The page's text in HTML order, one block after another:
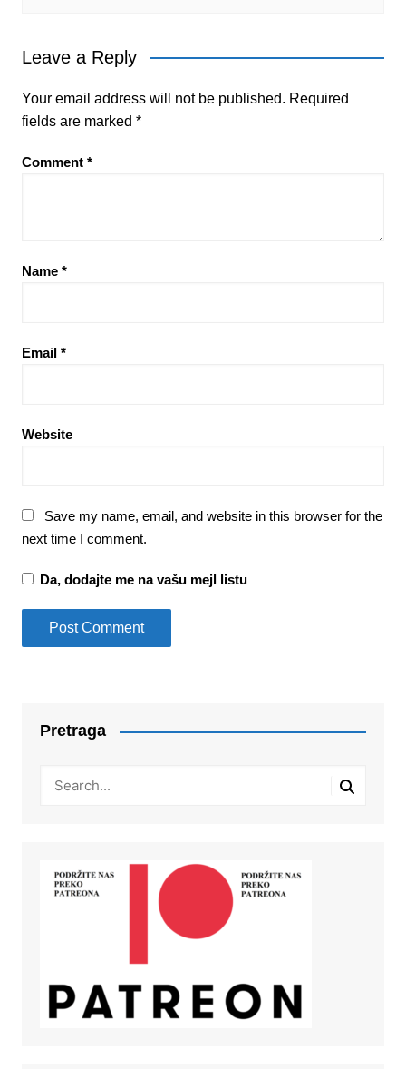
Leave a Reply
Your email address will not be published. Required
fields are marked *
Comment *
Name *
Email *
Website
Save my name, email, and website in this browser for the
next time I comment.
Da, dodajte me na vašu mejl listu
Pretraga